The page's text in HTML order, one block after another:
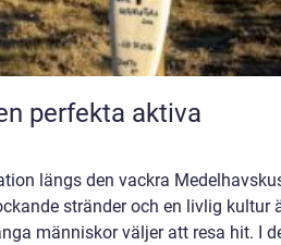
perfekta aktiva
längs den vackra
stränder och en livlig kultur
människor väljer att resa hit. I